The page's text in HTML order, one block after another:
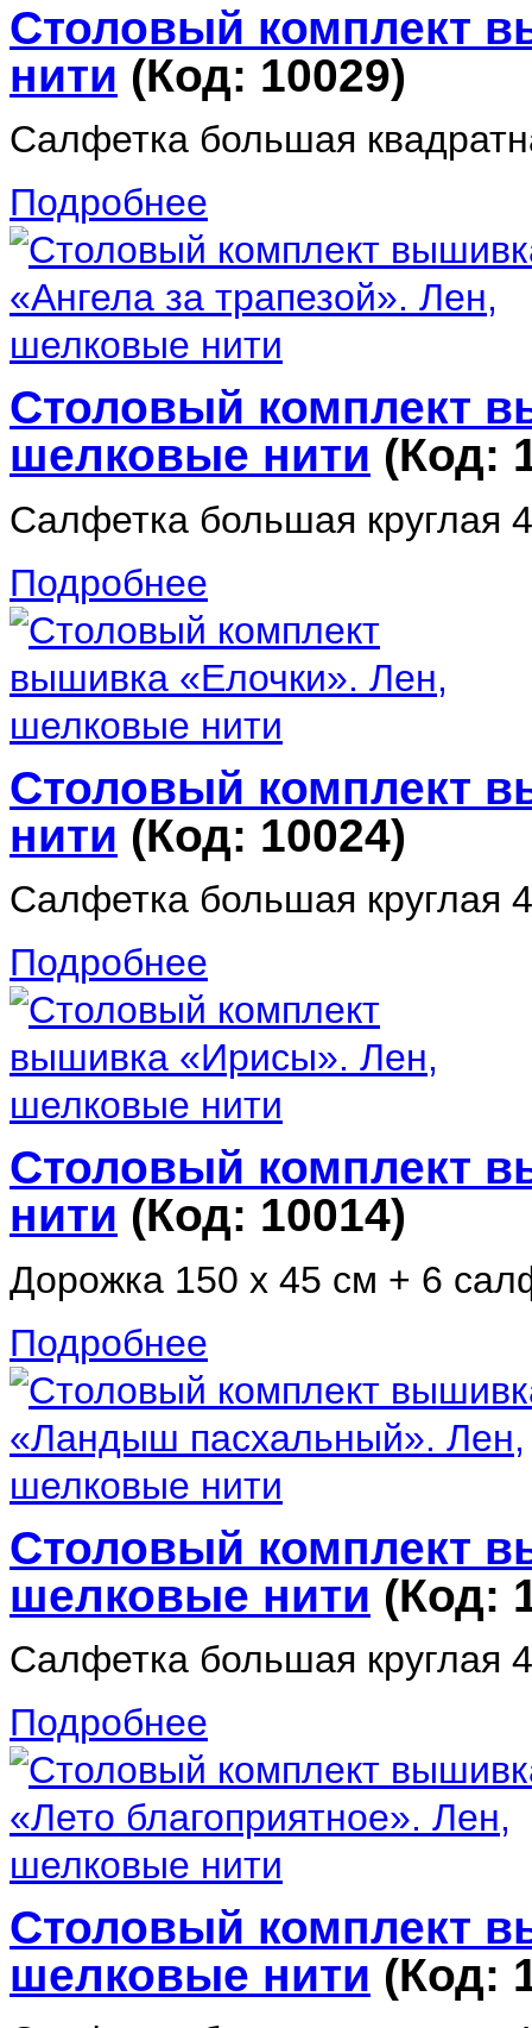
Столовый комплект
нити (Код: 10029)
Салфетка большая
Подробнее
Столовый комплект
шелковые нити (Код:
Салфетка большая круглая
Подробнее
Столовый комплект
нити (Код: 10024)
Салфетка большая круглая
Подробнее
Столовый комплект
нити (Код: 10014)
Дорожка 150 х 45 см + 6
Подробнее
Столовый комплект
шелковые нити (Код:
Салфетка большая круглая
Подробнее
Столовый комплект
шелковые нити (Код: